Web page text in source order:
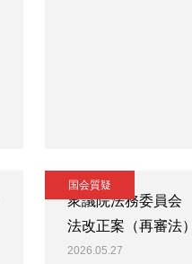
国会質疑
衆議院法務委員
法改正案（再審法
2026.05.27